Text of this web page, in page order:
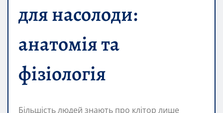
для насолоди:
анатомія та
фізіологія
Більшість людей знають про клітор лише